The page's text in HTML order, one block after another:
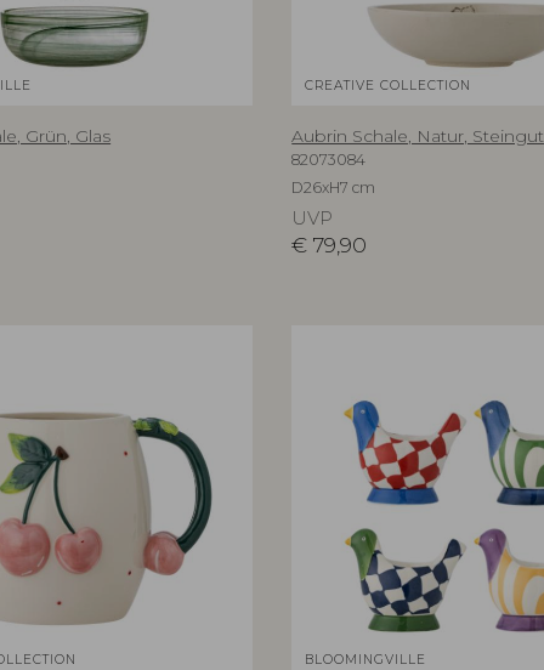
Grün, Glas
CREATIVE COLLECTION
Aubrin Schale, Natur, Steingut
82073084
D26xH7 cm
UVP
€ 79,90
BLOOMINGVILLE